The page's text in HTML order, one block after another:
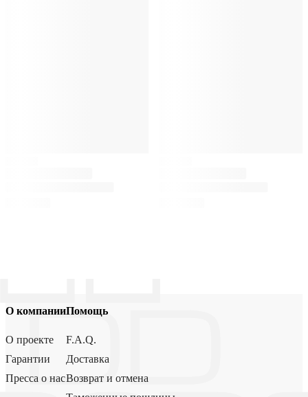
О компании
О проекте
Гарантии
Пресса о нас
Помощь
F.A.Q.
Доставка
Возврат и отмена